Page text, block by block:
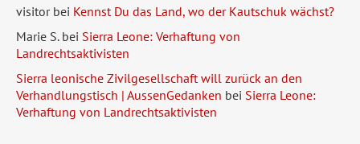
visitorbei Kennst Du das Land, wo der Kautschuk wächst?
Marie S.bei Sierra Leone: Verhaftung von
Landrechtsaktivisten
Sierra leonische Zivilgesellschaft will zurück an den
Verhandlungstisch | AussenGedanken bei Sierra Leone:
Verhaftung von Landrechtsaktivisten